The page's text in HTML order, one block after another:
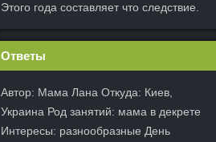
Этого года составляет что следствие.
Ответы
Автор: Мама Лана Откуда: Киев,
Украина Род занятий: мама в декрете
Интересы: разнообразные День